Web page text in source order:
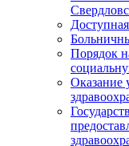
Порядок
Оказание